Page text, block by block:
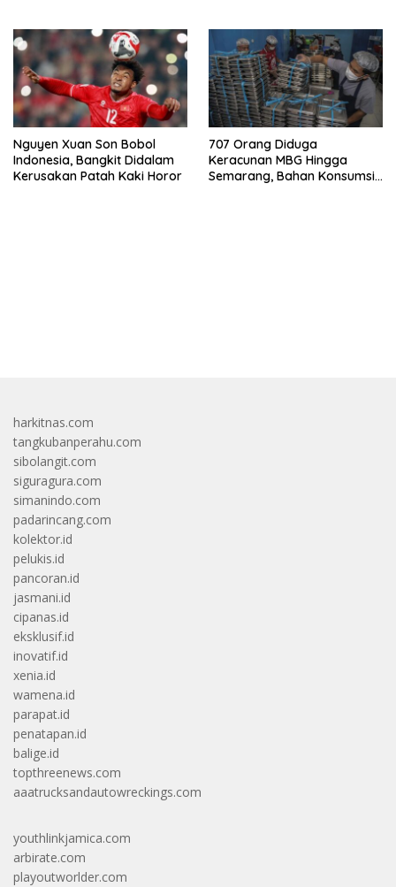
Nguyen Xuan Son Bobol
Indonesia, Bangkit Didalam
Kerusakan Patah Kaki Horor
707 Orang Diduga
Keracunan MBG Hingga
Semarang, Bahan Konsumsi
harkitnas.com
tangkubanperahu.com
sibolangit.com
siguragura.com
simanindo.com
padarincang.com
kolektor.id
pelukis.id
pancoran.id
jasmani.id
cipanas.id
eksklusif.id
inovatif.id
xenia.id
wamena.id
parapat.id
penatapan.id
balige.id
topthreenews.com
aaatrucksandautowreckings.com
youthlinkjamica.com
arbirate.com
playoutworlder.com